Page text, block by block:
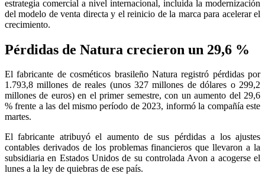
estrategia comercial a nivel internacional, incluida la modernización
del modelo de venta directa y el reinicio de la marca para acelerar el
crecimiento.
Pérdidas de Natura crecieron un 29,6 %
El fabricante de cosméticos brasileño Natura registró pérdidas por
1.793,8 millones de reales (unos 327 millones de dólares o 299,2
millones de euros) en el primer semestre, con un aumento del 29,6
% frente a las del mismo período de 2023, informó la compañía este
martes.
El fabricante atribuyó el aumento de sus pérdidas a los ajustes
contables derivados de los problemas financieros que llevaron a la
subsidiaria en Estados Unidos de su controlada Avon a acogerse el
lunes a la ley de quiebras de ese país.